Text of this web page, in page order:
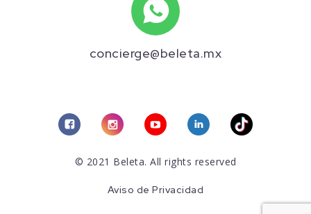
concierge@beleta.mx
© 2021 Beleta. All rights reserved
Aviso de Privacidad